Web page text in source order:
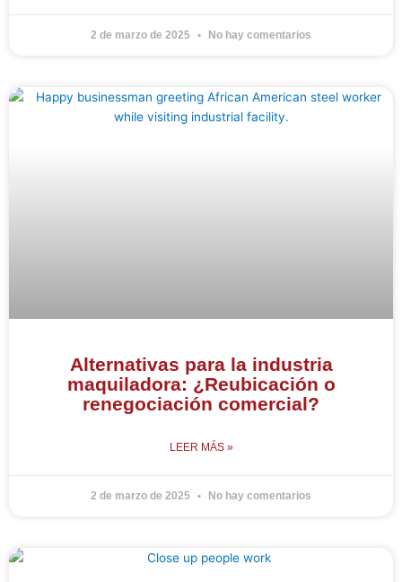
2 de marzo de 2025 No hay comentarios
Alternativas para la industria
maquiladora: ¿Reubicación o
renegociación comercial?
LEER MÁS »
2 de marzo de 2025 No hay comentarios